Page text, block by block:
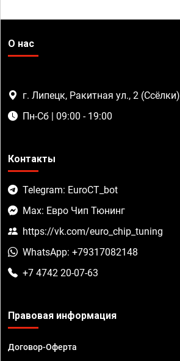
О нас
г. Липецк, Ракитная ул., 2 (Ссёлки)
Пн-Сб | 09:00 - 19:00
Контакты
Telegram: EuroCT_bot
Max: Евро Чип Тюнинг
https://vk.com/euro_chip_tuning
WhatsApp: +79317082148
+7 4742 20-07-63
Правовая информация
Договор-Оферта